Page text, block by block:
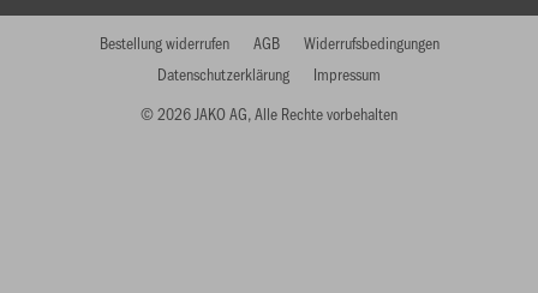
© 2026 JAKO AG, Alle Rechte vorbehalten
Bestellung widerrufen AGB
Widerrufsbedingungen
Datenschutzerklärung
Impressum